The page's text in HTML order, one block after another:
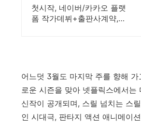
권민정
첫시작, 네이버/카카오 플랫
폼 작가데뷔+출판사계약,
어느덧 3월도 마지막 주를 향해 가
로운 시즌을 맞아 넷플릭스에서는
신작이 공개되며, 스릴 넘치는 스
인 시대극, 판타지 액션 애니메이